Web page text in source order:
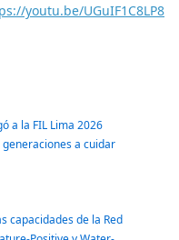
youtu.be/UGuIF1C8LP8
a la FIL Lima 2026
a cuidar
capacidades de la Red